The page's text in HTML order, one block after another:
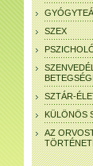
SZEX
SZTÁR-
KÜLÖNÖS
AZ